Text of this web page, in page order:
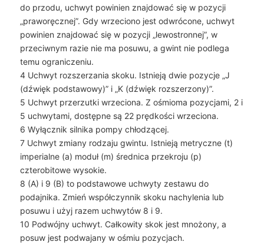
do przodu, uchwyt powinien znajdować się w pozycji
„praworęcznej”. Gdy wrzeciono jest odwrócone, uchwyt
powinien znajdować się w pozycji „lewostronnej”, w
przeciwnym razie nie ma posuwu, a gwint nie podlega
temu ograniczeniu.
4 Uchwyt rozszerzania skoku. Istnieją dwie pozycje „J
(dźwięk podstawowy)” i „K (dźwięk rozszerzony)”.
5 Uchwyt przerzutki wrzeciona. Z ośmioma pozycjami, 2 i
5 uchwytami, dostępne są 22 prędkości wrzeciona.
6 Wyłącznik silnika pompy chłodzącej.
7 Uchwyt zmiany rodzaju gwintu. Istnieją metryczne (t)
imperialne (a) moduł (m) średnica przekroju (p)
czterobitowe wysokie.
8 (A) i 9 (B) to podstawowe uchwyty zestawu do
podajnika. Zmień współczynnik skoku nachylenia lub
posuwu i użyj razem uchwytów 8 i 9.
10 Podwójny uchwyt. Całkowity skok jest mnożony, a
posuw jest podwajany w ośmiu pozycjach.